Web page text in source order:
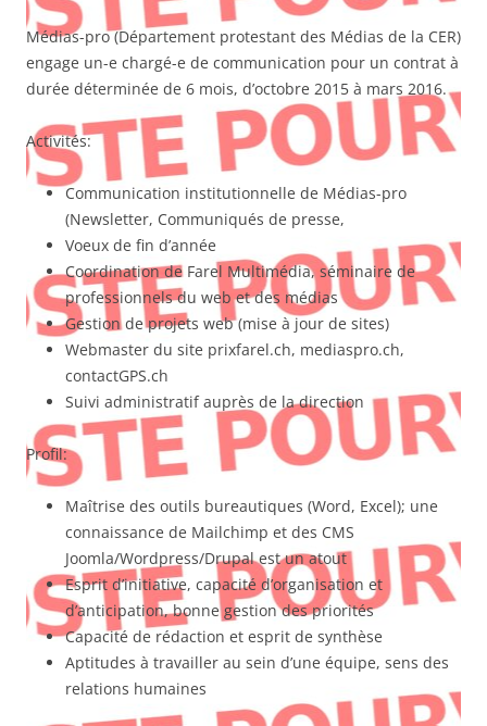
Médias-pro (Département protestant des Médias de la CER)
engage un-e chargé-e de communication pour un contrat à
durée déterminée de 6 mois, d’octobre 2015 à mars 2016.
Activités:
Communication institutionnelle de Médias-pro
(Newsletter, Communiqués de presse,
Voeux de fin d’année
Coordination de Farel Multimédia, séminaire de
professionnels du web et des médias
Gestion de projets web (mise à jour de sites)
Webmaster du site prixfarel.ch, mediaspro.ch,
contactGPS.ch
Suivi administratif auprès de la direction
Profil:
Maîtrise des outils bureautiques (Word, Excel); une
connaissance de Mailchimp et des CMS
Joomla/Wordpress/Drupal est un atout
Esprit d’initiative, capacité d’organisation et
d’anticipation, bonne gestion des priorités
Capacité de rédaction et esprit de synthèse
Aptitudes à travailler au sein d’une équipe, sens des
relations humaines